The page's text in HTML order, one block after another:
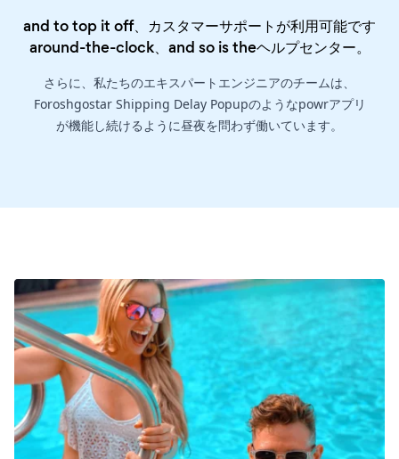
and to top it off、カスタマーサポートが利用可能です
around-the-clock、and so is theヘルプセンター。
さらに、私たちのエキスパートエンジニアのチームは、
Foroshgostar Shipping Delay Popupのようなpowrアプリ
が機能し続けるように昼夜を問わず働いています。